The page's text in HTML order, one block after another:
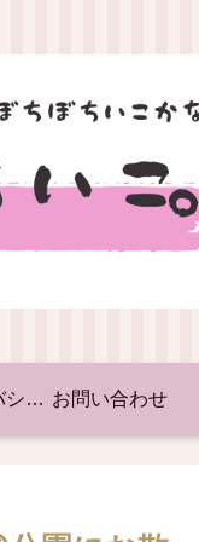
プライバシーポリシー お問い合わせ